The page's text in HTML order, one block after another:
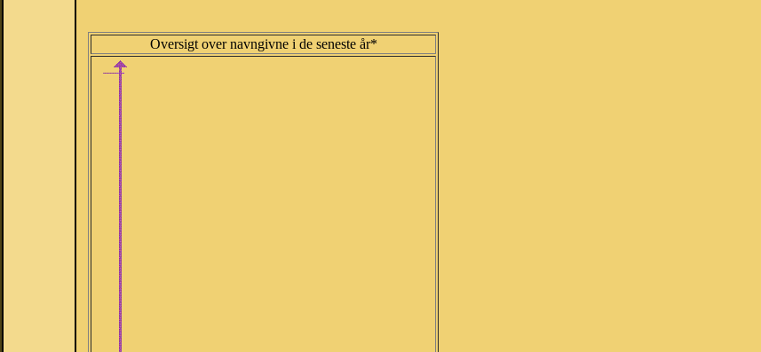
Oversigt over navngivne i de seneste år*